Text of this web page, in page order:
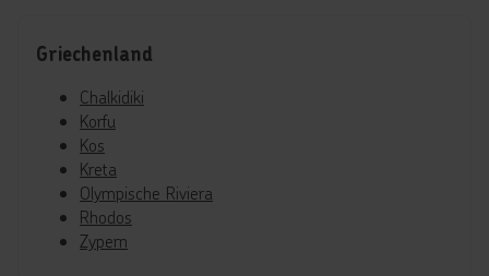
Griechenland
Chalkidiki
Korfu
Kos
Kreta
Olympische Riviera
Rhodos
Zypern